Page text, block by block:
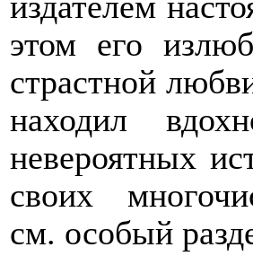
этом его
страстной
находил
невероятных
своих
см. особый